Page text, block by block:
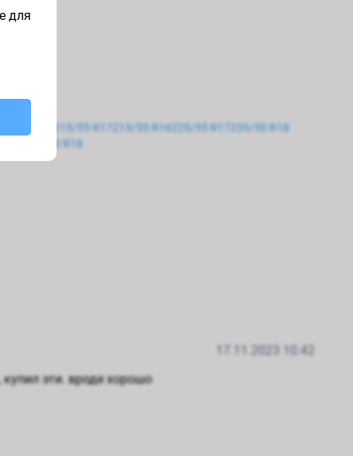
215/55 R17 215/55 R16225/55 R17
235/50 R18
285/60 R18
17.11.2023 10:42
купил эти. вроде хорошо
для